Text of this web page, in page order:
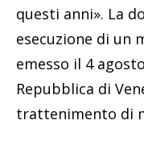
questi anni». La
esecuzione di un
emesso il 4
Repubblica di
trattenimento di